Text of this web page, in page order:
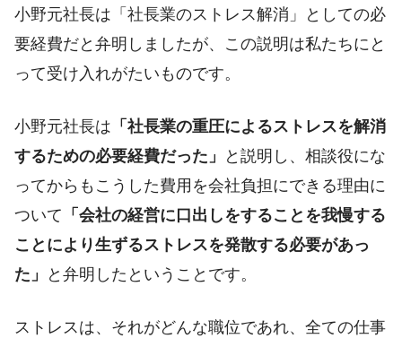
小野元社長は「社長業のストレス解消」としての必
要経費だと弁明しましたが、この説明は私たちにと
って受け入れがたいものです。
小野元社長は 「社長業の重圧によるストレスを解消
するための必要経費だった」
と説明し、相談役にな
ってからもこうした費用を会社負担にできる理由に
ついて 「会社の経営に口出しをすることを我慢する
ことにより生ずるストレスを発散する必要があっ
た」
と弁明したということです。
ストレスは、それがどんな職位であれ、全ての仕事